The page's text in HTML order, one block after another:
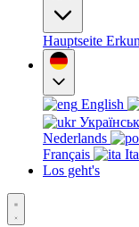
Hauptseite
English
Nederlands
Français
Los geht's